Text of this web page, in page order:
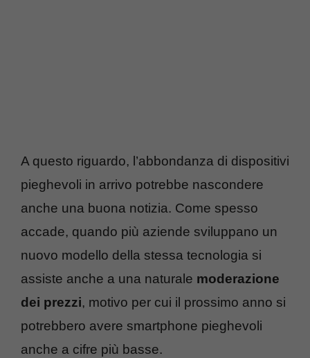
A questo riguardo, l’abbondanza di dispositivi
pieghevoli in arrivo potrebbe nascondere
anche una buona notizia. Come spesso
accade, quando più aziende sviluppano un
nuovo modello della stessa tecnologia si
assiste anche a una naturale moderazione
dei prezzi, motivo per cui il prossimo anno si
potrebbero avere smartphone pieghevoli
anche a cifre più basse.